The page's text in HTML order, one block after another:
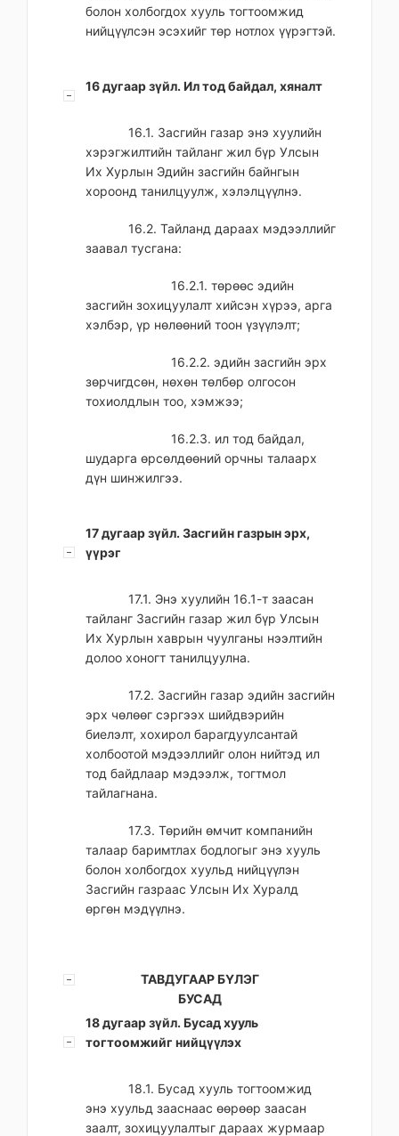
болон холбогдох хууль тогтоомжид
нийцүүлсэн эсэхийг төр нотлох үүрэгтэй.
16 дугаар зүйл. Ил тод байдал, хяналт
16.1. Засгийн газар энэ хуулийн
хэрэгжилтийн тайланг жил бүр Улсын
Их Хурлын Эдийн засгийн байнгын
хороонд танилцуулж, хэлэлцүүлнэ.
16.2. Тайланд дараах мэдээллийг
заавал тусгана:
16.2.1. төрөөс эдийн
засгийн зохицуулалт хийсэн хүрээ, арга
хэлбэр, үр нөлөөний тоон үзүүлэлт;
16.2.2. эдийн засгийн эрх
зөрчигдсөн, нөхөн төлбөр олгосон
тохиолдлын тоо, хэмжээ;
16.2.3. ил тод байдал,
шударга өрсөлдөөний орчны талаарх
дүн шинжилгээ.
17 дугаар зүйл. Засгийн газрын эрх,
үүрэг
17.1. Энэ хуулийн 16.1-т заасан
тайланг Засгийн газар жил бүр Улсын
Их Хурлын хаврын чуулганы нээлтийн
долоо хоногт танилцуулна.
17.2. Засгийн газар эдийн засгийн
эрх чөлөөг сэргээх шийдвэрийн
биелэлт, хохирол барагдуулсантай
холбоотой мэдээллийг олон нийтэд ил
тод байдлаар мэдээлж, тогтмол
тайлагнана.
17.3. Төрийн өмчит компанийн
талаар баримтлах бодлогыг энэ хууль
болон холбогдох хуульд нийцүүлэн
Засгийн газраас Улсын Их Хуралд
өргөн мэдүүлнэ.
ТАВДУГААР БҮЛЭГ
БУСАД
18 дугаар зүйл. Бусад хууль
тогтоомжийг нийцүүлэх
18.1. Бусад хууль тогтоомжид
энэ хуульд зааснаас өөрөөр заасан
заалт, зохицуулалтыг дараах журмаар